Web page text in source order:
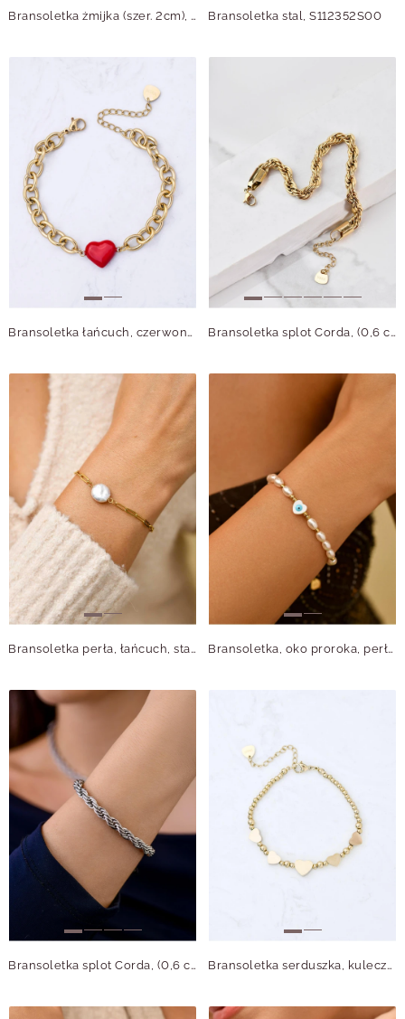
Bransoletka żmijka (szer. 2cm), stal S109806S00 Bransoletka stal, S112352S00
Bransoletka łańcuch, czerwone serduszko, stal pozłacana S112277Z03 Bransoletka splot Corda, (0,6 cm), złoty S104668Z00
Bransoletka perła, łańcuch, stal pozłacana S111296Z00 Bransoletka, oko proroka, perły, stal pozłacana, S111297Z02
Bransoletka splot Corda, (0,6 cm), srebrny S104668S00 Bransoletka serduszka, kuleczki, stal pozłacana S110718Z00